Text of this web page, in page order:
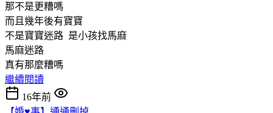
那不是更糟嗎
而且幾年後有寶寶
不是寶寶迷路 是小孩找馬麻
馬麻迷路
真有那麼糟嗎
繼續閱讀
16年前